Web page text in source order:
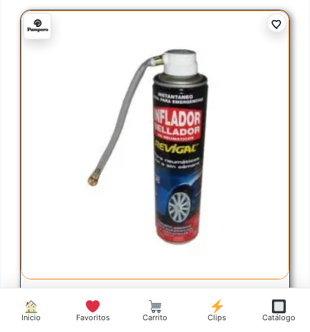
INFLADOR Y SELLADOR DE
Inicio Favoritos Carrito Clips Catálogo